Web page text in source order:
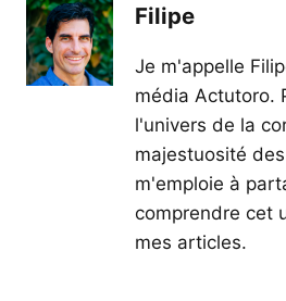
Filipe
Je m'appelle
média Actutoro.
l'univers de la
majestuosité
m'emploie à
comprendre cet
mes articles.